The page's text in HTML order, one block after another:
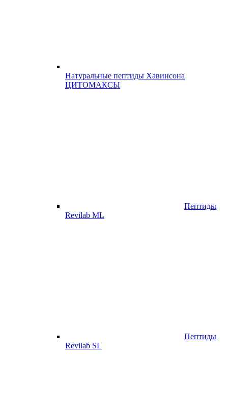
Натуральные пептиды Хавинсона
ЦИТОМАКСЫ
Пептиды
Revilab ML
Пептиды
Revilab SL